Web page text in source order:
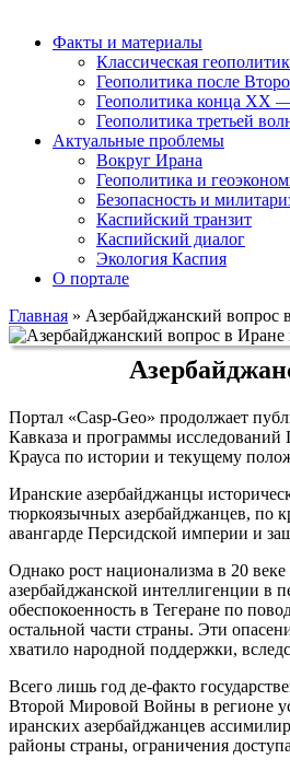
Факты и материалы
Классическая
Геополитика после
Геополитика конца XX
Геополитика третьей
Актуальные проблемы
Вокруг Ирана
Геополитика и
Безопасность и
Каспийский транзит
Каспийский диалог
Экология Каспия
О портале
Главная » Азербайджанский вопрос
Портал «Casp-Geo» продолжает
Кавказа и программы
Крауса по истории и текущему
Иранские азербайджанцы
тюркоязычных азербайджанцев, по
авангарде Персидской империи и
Однако рост национализма в 20
азербайджанской интеллигенции в
обеспокоенность в Тегеране по
остальной части страны. Эти
хватило народной поддержки,
Всего лишь год де-факто
Второй Мировой Войны в регионе
иранских азербайджанцев
районы страны, ограничения